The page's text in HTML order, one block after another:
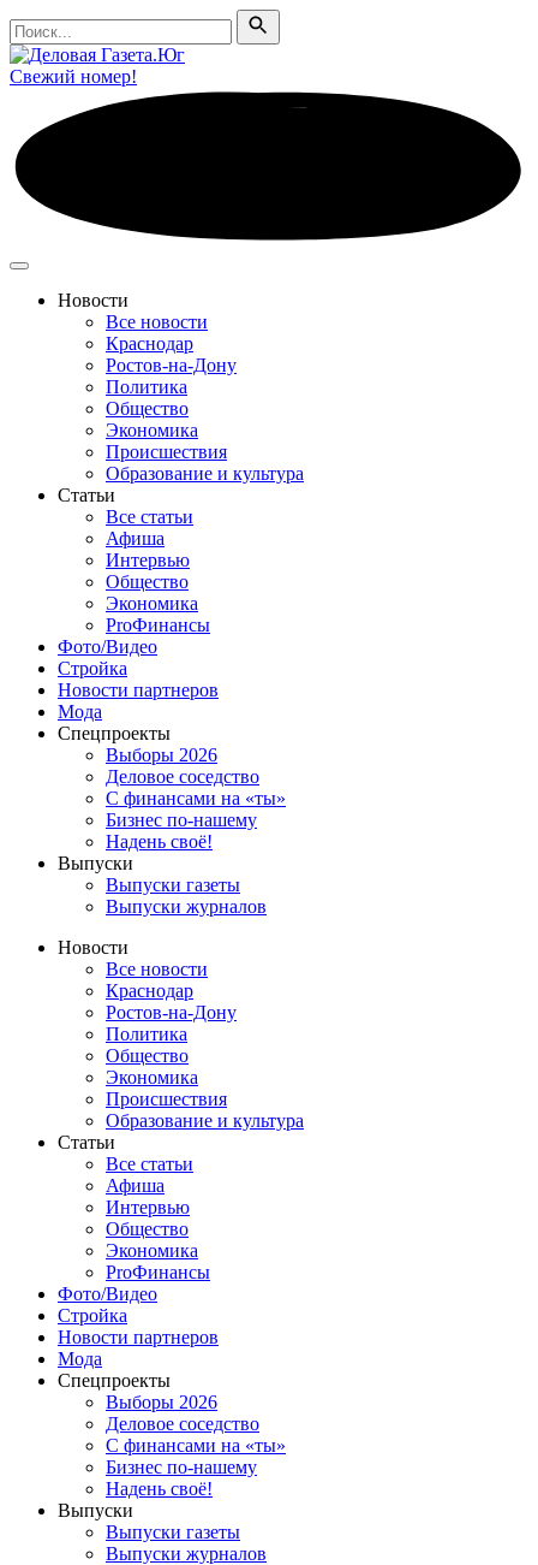
Поиск
Поиск
Свежий номер!
Новости
Все новости
Краснодар
Ростов-на-Дону
Политика
Общество
Экономика
Происшествия
Образование и культура
Статьи
Все статьи
Афиша
Интервью
Общество
Экономика
ProФинансы
Фото/Видео
Стройка
Новости партнеров
Мода
Спецпроекты
Выборы 2026
Деловое соседство
С финансами на «ты»
Бизнес по-нашему
Надень своё!
Выпуски
Выпуски газеты
Выпуски журналов
Новости
Все новости
Краснодар
Ростов-на-Дону
Политика
Общество
Экономика
Происшествия
Образование и культура
Статьи
Все статьи
Афиша
Интервью
Общество
Экономика
ProФинансы
Фото/Видео
Стройка
Новости партнеров
Мода
Спецпроекты
Выборы 2026
Деловое соседство
С финансами на «ты»
Бизнес по-нашему
Надень своё!
Выпуски
Выпуски газеты
Выпуски журналов